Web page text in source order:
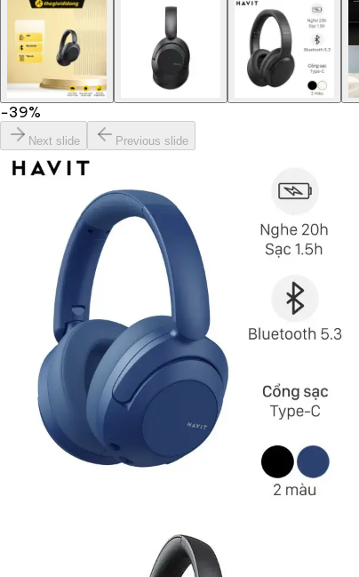
−39%
Next slide Previous slide